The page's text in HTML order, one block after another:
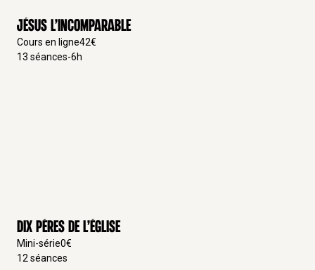
Jésus l’incomparable
Cours en ligne42€
13 séances-6h
Dix Pères de l’Église
Mini-série0€
12 séances